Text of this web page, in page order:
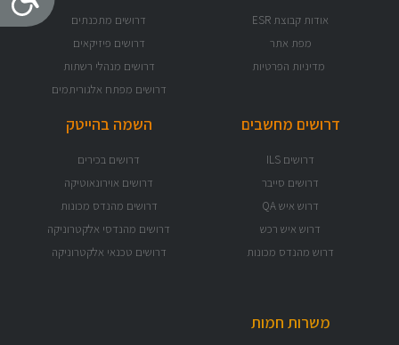
אודות קבוצת ESR
מפת אתר
מדיניות הפרטיות
דרושים מתכנתים
דרושים פיזיקאים
דרושים מנהלי רשתות
דרושים מפתח אלגוריתמים
דרושים מחשבים
דרושים ILS
דרושים סייבר
דרוש איש QA
דרוש איש רכש
דרוש מהנדס מכונות
השמה בהייטק
דרושים בכירים
דרושים אוירונאוטיקה
דרושים מהנדס מכונות
דרושים מהנדסי אלקטרוניקה
דרושים טכנאי אלקטרוניקה
משרות חמות